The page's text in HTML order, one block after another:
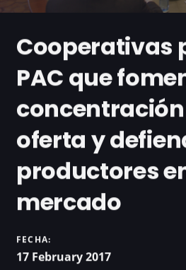
Cooperativas
PAC que
oferta y
productores
mercado
FECHA:
17 February 2017